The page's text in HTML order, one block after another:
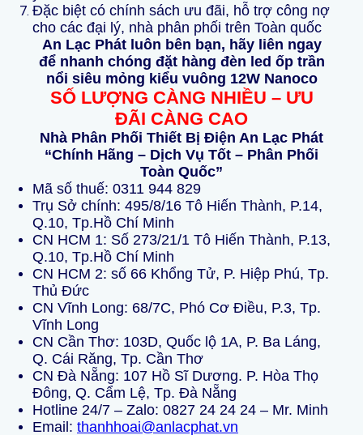
Đặc biệt có chính sách ưu đãi, hỗ trợ công nợ
cho các đại lý, nhà phân phối trên Toàn quốc
An Lạc Phát luôn bên bạn, hãy liên ngay
để nhanh chóng đặt hàng đèn led ốp trần
nổi siêu mỏng kiểu vuông 12W Nanoco
SỐ LƯỢNG CÀNG NHIỀU – ƯU
ĐÃI CÀNG CAO
Nhà Phân Phối Thiết Bị Điện An Lạc Phát
“Chính Hãng – Dịch Vụ Tốt – Phân Phối
Toàn Quốc”
Mã số thuế: 0311 944 829
Trụ Sở chính: 495/8/16 Tô Hiến Thành, P.14,
Q.10, Tp.Hồ Chí Minh
CN HCM 1: Số 273/21/1 Tô Hiến Thành, P.13,
Q.10, Tp.Hồ Chí Minh
CN HCM 2: số 66 Khổng Tử, P. Hiệp Phú, Tp.
Thủ Đức
CN Vĩnh Long: 68/7C, Phó Cơ Điều, P.3, Tp.
Vĩnh Long
CN Cần Thơ: 103D, Quốc lộ 1A, P. Ba Láng,
Q. Cái Răng, Tp. Cần Thơ
CN Đà Nẵng: 107 Hồ Sĩ Dương. P. Hòa Thọ
Đông, Q. Cẩm Lệ, Tp. Đà Nẵng
Hotline 24/7 – Zalo: 0827 24 24 24 – Mr. Minh
Email: thanhhoai@anlacphat.vn